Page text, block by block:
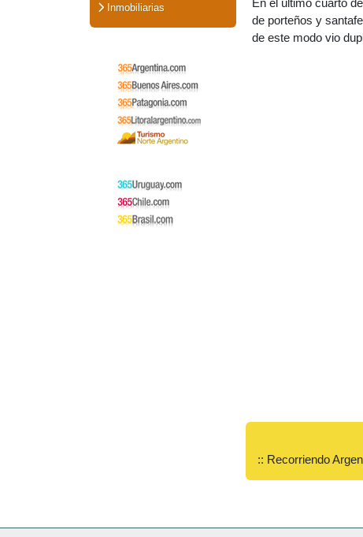
Inmobiliarias
En el último cuarto
de porteños y
de este modo vio
:: Recorriendo